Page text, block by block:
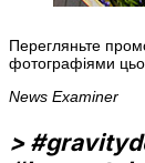
Перегляньте
фотографіями
News Examiner
>